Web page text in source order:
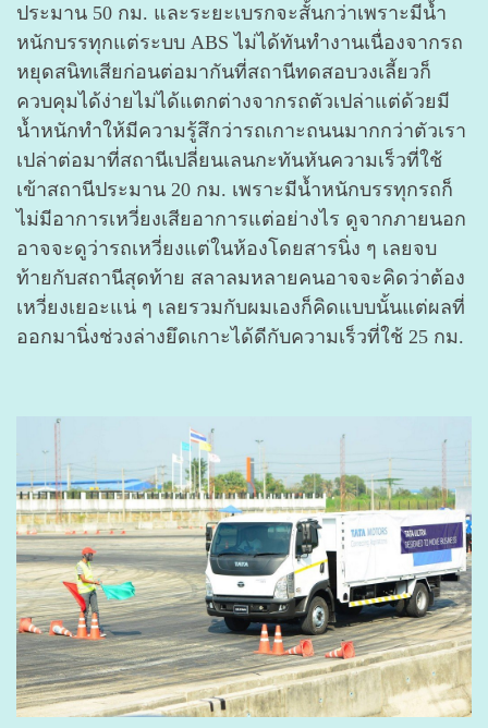
ประมาน 50 กม. และระยะเบรกจะสั้นกว่าเพราะมีน้ำ
หนักบรรทุกแต่ระบบ ABS ไม่ได้ทันทำงานเนื่องจากรถ
หยุดสนิทเสียก่อนต่อมากันที่สถานีทดสอบวงเลี้ยวก็
ควบคุมได้ง่ายไม่ได้แตกต่างจากรถตัวเปล่าแต่ด้วยมี
น้ำหนักทำให้มีความรู้สึกว่ารถเกาะถนนมากกว่าตัวเรา
เปล่าต่อมาที่สถานีเปลี่ยนเลนกะทันหันความเร็วที่ใช้
เข้าสถานีประมาน 20 กม. เพราะมีน้ำหนักบรรทุกรถก็
ไม่มีอาการเหวี่ยงเสียอาการแต่อย่างไร ดูจากภายนอก
อาจจะดูว่ารถเหวี่ยงแต่ในห้องโดยสารนิ่ง ๆ เลยจบ
ท้ายกับสถานีสุดท้าย สลาลมหลายคนอาจจะคิดว่าต้อง
เหวี่ยงเยอะแน่ ๆ เลยรวมกับผมเองก็คิดแบบนั้นแต่ผลที่
ออกมานิ่งช่วงล่างยึดเกาะได้ดีกับความเร็วที่ใช้ 25 กม.